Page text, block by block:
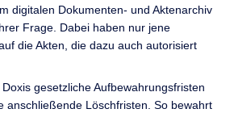
digitalen Dokumenten- und Aktenarchiv
Frage. Dabei haben nur jene
die Akten, die dazu auch autorisiert
gesetzliche Aufbewahrungsfristen
anschließende Löschfristen. So bewahrt